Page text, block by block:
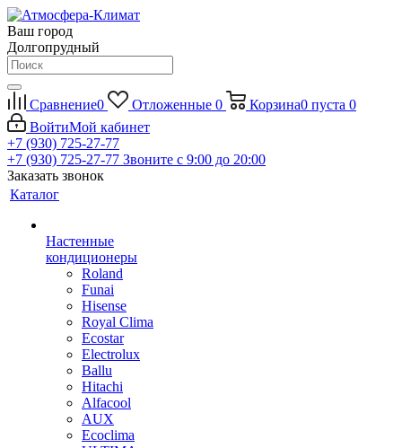
Ваш город
Долгопрудный
Сравнение0 Отложенные 0 Корзина0 пуста 0
ВойтиМой кабинет
+7 (930) 725-27-77
+7 (930) 725-27-77 Звоните с 9:00 до 20:00
Заказать звонок
Каталог
Настенные
кондиционеры
Roland
Funai
Hisense
Royal Clima
Ecostar
Electrolux
Ballu
Hitachi
Alfacool
AUX
Ecoclima